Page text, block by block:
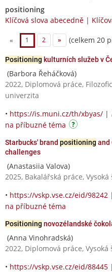
positioning
Klíčová slova abecedně |
« 1 2 » (celkem 20
Positioning kulturních služeb v
(Barbora Řeháčková)
2022, Diplomová práce,
univerzita
• https://is.muni.cz/th/xbyas/ |
na příbuzné téma
Starbucks' brand positioning and
challenges
(Anastasiia Valova)
2025, Bakalářská práce,
• https://vskp.vse.cz/eid/98242 |
na příbuzné téma
Positioning novozélandské
(Anna Vinohradská)
2022, Diplomová práce,
• https://vskp.vse.cz/eid/88445 |